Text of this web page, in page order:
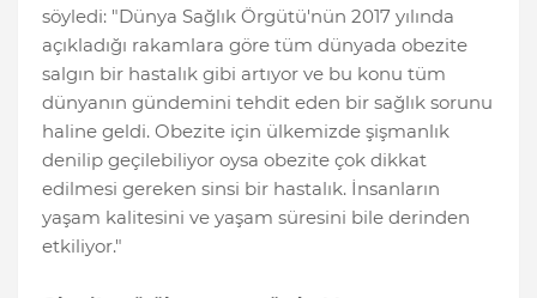
söyledi: "Dünya Sağlık Örgütü'nün 2017 yılında
açıkladığı rakamlara göre tüm dünyada obezite
salgın bir hastalık gibi artıyor ve bu konu tüm
dünyanın gündemini tehdit eden bir sağlık sorunu
haline geldi. Obezite için ülkemizde şişmanlık
denilip geçilebiliyor oysa obezite çok dikkat
edilmesi gereken sinsi bir hastalık. İnsanların
yaşam kalitesini ve yaşam süresini bile derinden
etkiliyor."